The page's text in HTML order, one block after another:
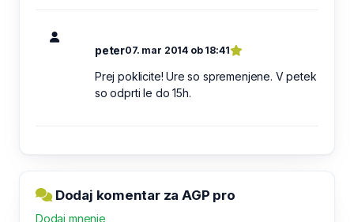
peter07. mar 2014 ob 18:41
Prej poklicite! Ure so spremenjene. V petek
so odprti le do 15h.
Dodaj komentar za AGP pro
Dodaj mnenje